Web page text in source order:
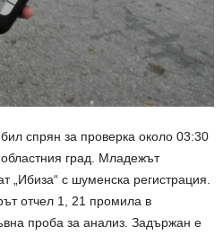
спрян за проверка около 03:30
град. Младежът
с шуменска регистрация.
отчел 1, 21 промила в
проба за анализ. Задържан е